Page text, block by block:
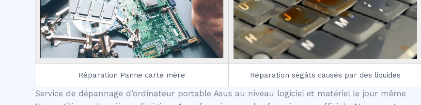
Réparation Panne carte mère Réparation ségâts causés par des liquides
Service de dépannage d’ordinateur portable Asus au niveau logiciel et matériel le jour même